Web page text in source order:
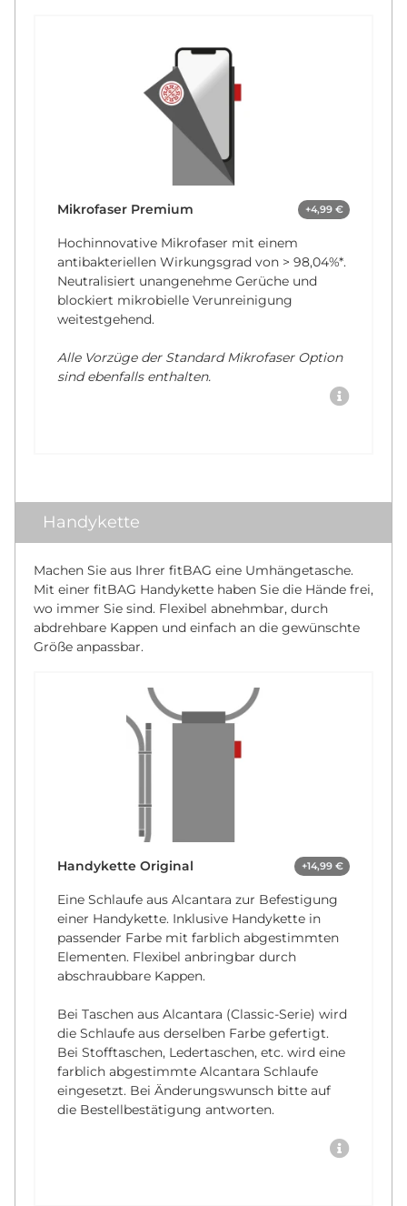
Mikrofaser Premium +4,99 €
Hochinnovative Mikrofaser mit einem
antibakteriellen Wirkungsgrad von > 98,04%*.
Neutralisiert unangenehme Gerüche und
blockiert mikrobielle Verunreinigung
weitestgehend.
Alle Vorzüge der Standard Mikrofaser Option
sind ebenfalls enthalten.
Handykette
Machen Sie aus Ihrer fitBAG eine Umhängetasche.
Mit einer fitBAG Handykette haben Sie die Hände frei,
wo immer Sie sind. Flexibel abnehmbar, durch
abdrehbare Kappen und einfach an die gewünschte
Größe anpassbar.
Handykette Original +14,99 €
Eine Schlaufe aus Alcantara zur Befestigung
einer Handykette. Inklusive Handykette in
passender Farbe mit farblich abgestimmten
Elementen. Flexibel anbringbar durch
abschraubbare Kappen.
Bei Taschen aus Alcantara (Classic-Serie) wird
die Schlaufe aus derselben Farbe gefertigt.
Bei Stofftaschen, Ledertaschen, etc. wird eine
farblich abgestimmte Alcantara Schlaufe
eingesetzt. Bei Änderungswunsch bitte auf
die Bestellbestätigung antworten.